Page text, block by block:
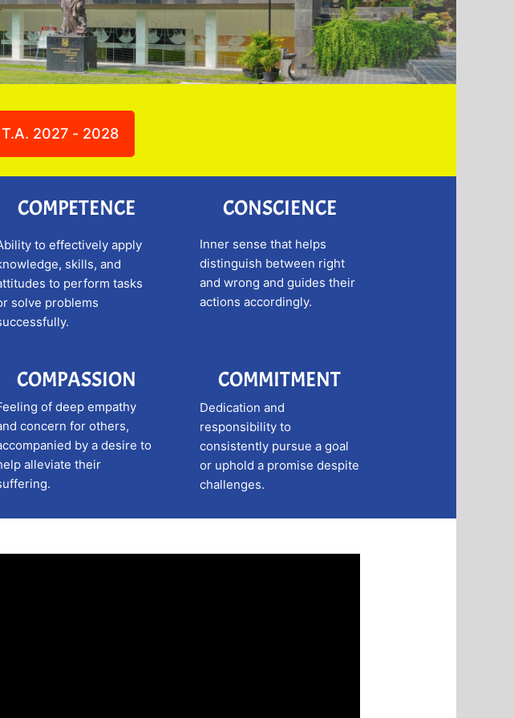
2027 - 2028
COMPETENCE
to effectively apply
skills, and
to perform tasks
solve problems
CONSCIENCE
Inner sense that helps
distinguish between right
and wrong and guides their
actions accordingly.
COMPASSION
of deep empathy
concern for others,
by a desire to
alleviate their
COMMITMENT
Dedication and
responsibility to
consistently pursue a goal
or uphold a promise despite
challenges.